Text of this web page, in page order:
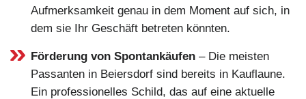
Aufmerksamkeit genau in dem Moment auf sich, in
dem sie Ihr Geschäft betreten könnten.
Förderung von Spontankäufen – Die meisten
Passanten in Beiersdorf sind bereits in Kauflaune.
Ein professionelles Schild, das auf eine aktuelle